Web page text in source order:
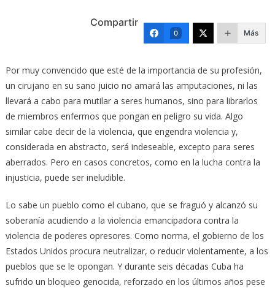
Compartir
0 Más
Por muy convencido que esté de la importancia de su profesión,
un cirujano en su sano juicio no amará las amputaciones, ni las
llevará a cabo para mutilar a seres humanos, sino para librarlos
de miembros enfermos que pongan en peligro su vida. Algo
similar cabe decir de la violencia, que engendra violencia y,
considerada en abstracto, será indeseable, excepto para seres
aberrados. Pero en casos concretos, como en la lucha contra la
injusticia, puede ser ineludible.
Lo sabe un pueblo como el cubano, que se fraguó y alcanzó su
soberanía acudiendo a la violencia emancipadora contra la
violencia de poderes opresores. Como norma, el gobierno de los
Estados Unidos procura neutralizar, o reducir violentamente, a los
pueblos que se le opongan. Y durante seis décadas Cuba ha
sufrido un bloqueo genocida, reforzado en los últimos años pese